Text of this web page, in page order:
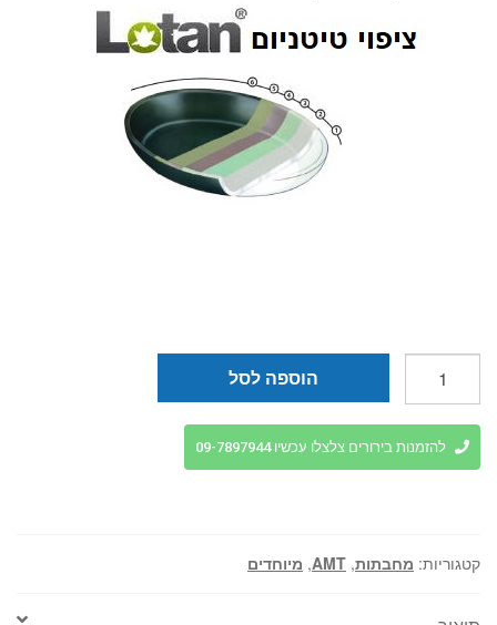
מחבת
פאייה
טיטניום
AMT
הוספה לסל
להזמנות בירורים צלצלו עכשיו 09-7897944
קטגוריות: מחבתות,
AMT
, מיוחדים